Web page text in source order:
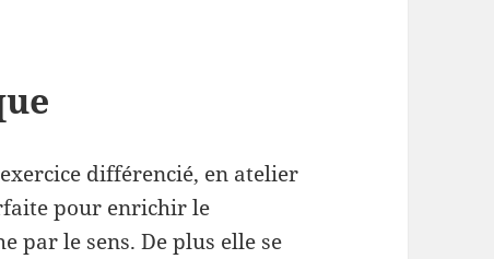
différencié, en atelier
pour enrichir le
par le sens. De plus elle se